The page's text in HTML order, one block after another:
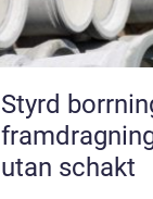
Styrd borrning
utan schakt